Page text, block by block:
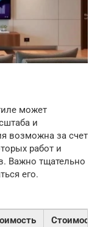
может
и
возможна за счет
работ и
Важно тщательно
его.
Стоимость